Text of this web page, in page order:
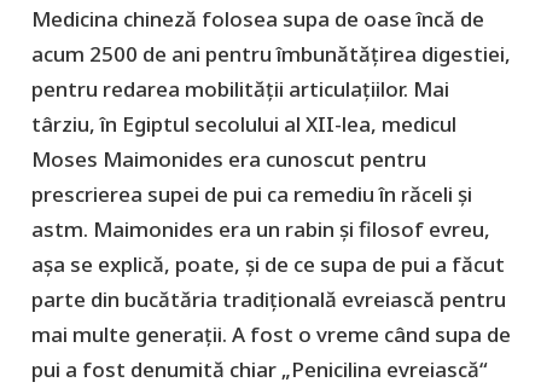
Medicina chineză folosea supa de oase încă de
acum 2500 de ani pentru îmbunătățirea digestiei,
pentru redarea mobilității articulațiilor. Mai
târziu, în Egiptul secolului al XII-lea, medicul
Moses Maimonides era cunoscut pentru
prescrierea supei de pui ca remediu în răceli și
astm. Maimonides era un rabin și filosof evreu,
așa se explică, poate, și de ce supa de pui a făcut
parte din bucătăria tradițională evreiască pentru
mai multe generații. A fost o vreme când supa de
pui a fost denumită chiar „Penicilina evreiască“